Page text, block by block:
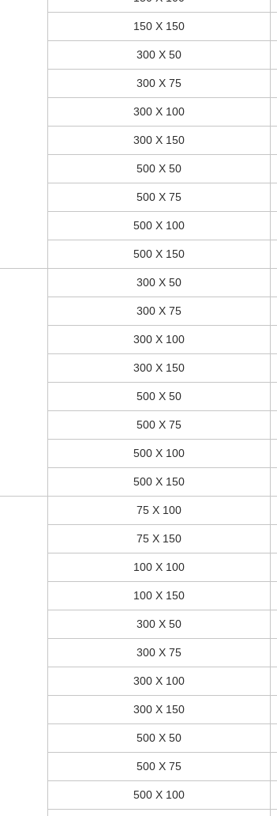
150 X 150
300 X 50
300 X 75
300 X 100
300 X 150
500 X 50
500 X 75
500 X 100
500 X 150
300 X 50
300 X 75
300 X 100
300 X 150
500 X 50
500 X 75
500 X 100
500 X 150
75 X 100
75 X 150
100 X 100
100 X 150
300 X 50
300 X 75
300 X 100
300 X 150
500 X 50
500 X 75
500 X 100